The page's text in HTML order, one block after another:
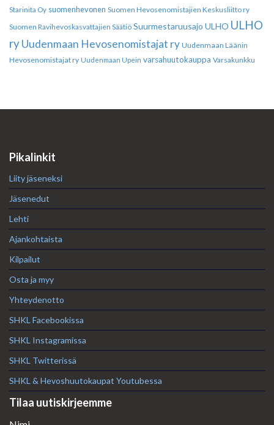
Starinita Oy suomenhevonen Suomen Hevosenomistajien Keskusliitto ry
Suomen Ravihevoskasvattajien Säätiö Suurmestaruusajo ULHO ULHO
ryUudenmaan Hevosenomistajat ry Uudenmaan Läänin
Hevosenomistajat ry Uudenmaan Upein varsahuutokauppa Varsakunkku
Pikalinkit
Liity jäseneksi
Jäsenedut
Lehti
Ajankohtaista
Kilpailut
Osta ja myy
Yhteydenotto
SHKL Facebookissa
SHKL Instagramissa
SHKL Twitterissä
SHKL & Hevoshuutokaupat Youtubessa
Tilaa uutiskirjeemme